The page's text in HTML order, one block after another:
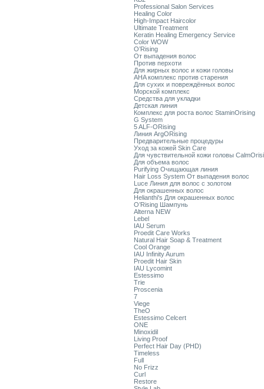
Professional Salon Services
Healing Color
High-Impact Haircolor
Ultimate Treatment
Keratin Healing Emergency Service
Color WOW
O’Rising
От выпадения волос
Против перхоти
Для жирных волос и кожи головы
AHA комплекс против старения
Для сухих и повреждённых волос
Морской комплекс
Средства для укладки
Детская линия
Комплекс для роста волос StaminOrising
G System
5 ALF-ORising
Линия ArgORising
Предварительные процедуры
Уход за кожей Skin Care
Для чувствительной кожи головы
Для объема волос
Purifying Очищающая линия
Hair Loss System От выпадения волос
Luce Линия для волос с золотом
Для окрашенных волос
Helianthi's Для окрашенных волос
O’Rising Шампунь
Alterna NEW
Lebel
IAU Serum
Proedit Care Works
Natural Hair Soap & Treatment
Cool Orange
IAU Infinity Aurum
Proedit Hair Skin
IAU Lycomint
Estessimo
Trie
Proscenia
7
Viege
TheO
Estessimo Celcert
ONE
Minoxidil
Living Proof
Perfect Hair Day (PHD)
Timeless
Full
No Frizz
Curl
Restore